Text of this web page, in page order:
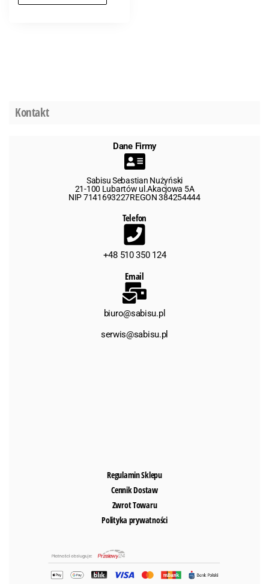
Kontakt
Dane Firmy
Sabisu Sebastian Nużyński
21-100 Lubartów ul.Akacjowa 5A
NIP 7141693227REGON 384254444
Telefon
+48 510 350 124
Email
biuro@sabisu.pl
serwis@sabisu.pl
Regulamin Sklepu
Cennik Dostaw
Zwrot Towaru
Polityka prywatności